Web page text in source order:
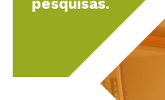
pesquisas.